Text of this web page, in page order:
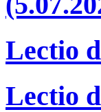
Lectio
Lectio